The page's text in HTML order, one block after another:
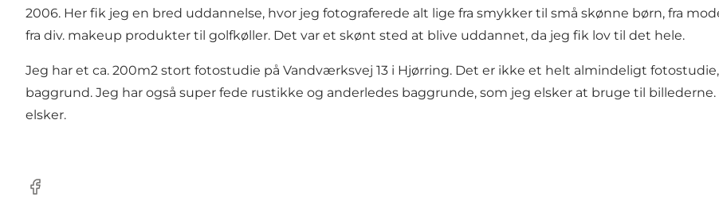
2006. Her fik jeg en bred uddannelse, hvor jeg fotograferede alt lige fra smykker til små skønne børn, fra
fra div. makeup produkter til golfkøller. Det var et skønt sted at blive uddannet, da jeg fik lov til det hele.
Jeg har et ca. 200m2 stort fotostudie på Vandværksvej 13 i Hjørring. Det er ikke et helt almindeligt
baggrund. Jeg har også super fede rustikke og anderledes baggrunde, som jeg elsker at bruge til
elsker.
Facebook